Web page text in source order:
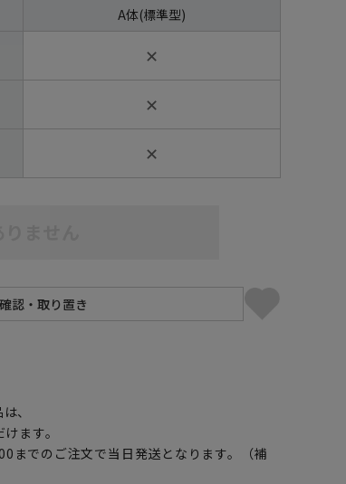
A体(標準型)
✕
✕
✕
、
ます。
までのご注文で当日発送となります。（補